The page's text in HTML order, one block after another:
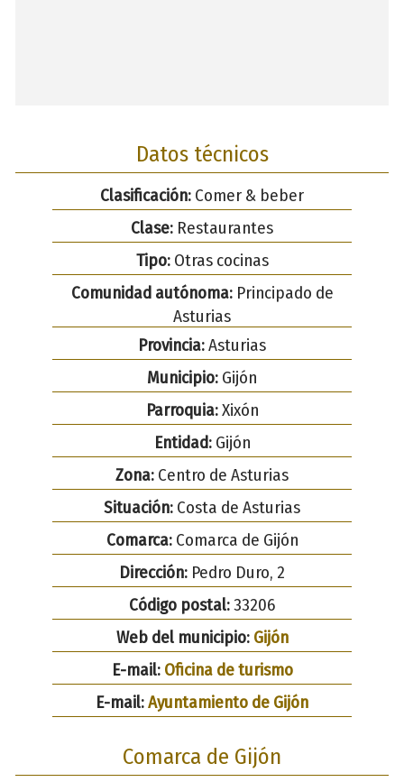
Datos técnicos
Clasificación: Comer & beber
Clase: Restaurantes
Tipo:Otras cocinas
Comunidad autónoma:Principado de
Asturias
Provincia:Asturias
Municipio: Gijón
Parroquia:Xixón
Entidad:Gijón
Zona: Centro de Asturias
Situación: Costa de Asturias
Comarca:Comarca de Gijón
Dirección: Pedro Duro, 2
Código postal:33206
Web del municipio: Gijón
E-mail: Oficina de turismo
E-mail:Ayuntamiento de Gijón
Comarca de Gijón